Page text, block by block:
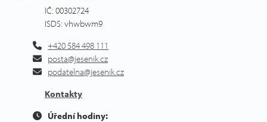
IČ: 00302724
ISDS: vhwbwm9
+420 584 498 111
posta@jesenik.cz
podatelna@jesenik.cz
Kontakty
Úřední hodiny: